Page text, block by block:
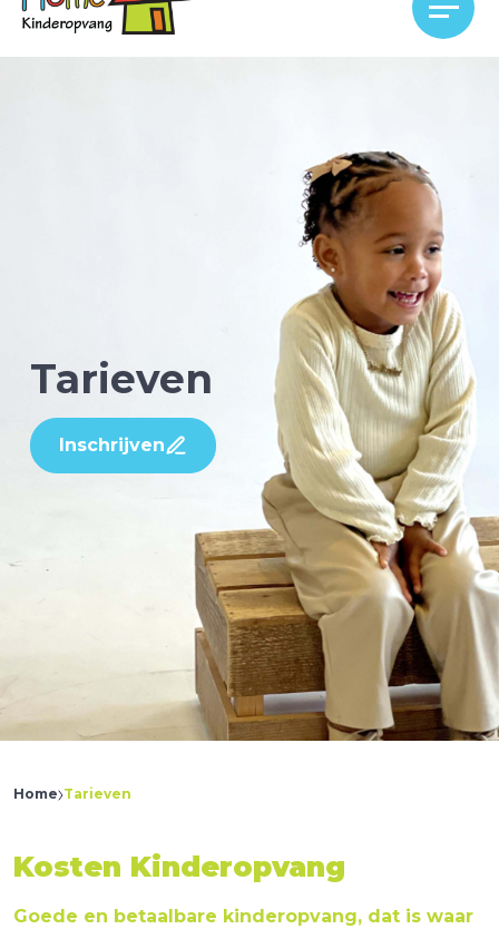
Tarieven
Inschrijven
Home Tarieven
Kosten Kinderopvang
Goede en betaalbare kinderopvang, dat is waar